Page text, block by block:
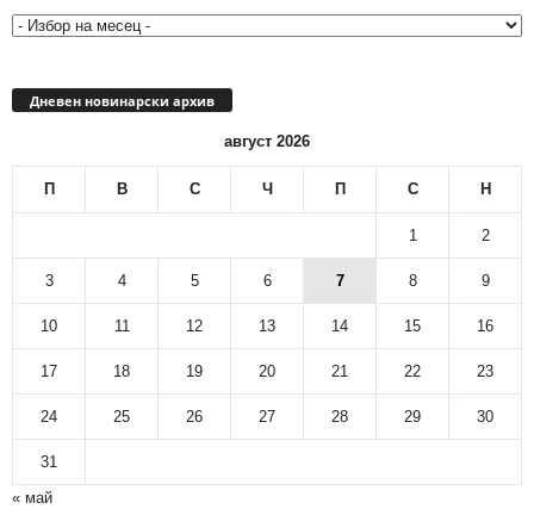
Дневен новинарски архив
август 2026
П В С Ч П С Н
1 2
3 4 5 6 7 8 9
10 11 12 13 14 15 16
17 18 19 20 21 22 23
24 25 26 27 28 29 30
31
« май